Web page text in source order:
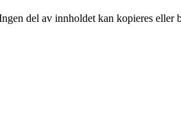
del av innholdet kan kopieres eller